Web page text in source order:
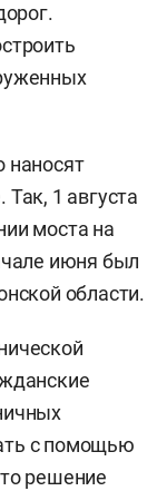
наносят
1 августа
моста на
июня был
области.
с помощью
решение